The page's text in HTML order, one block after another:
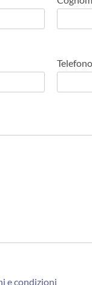
Telefono
e condizioni